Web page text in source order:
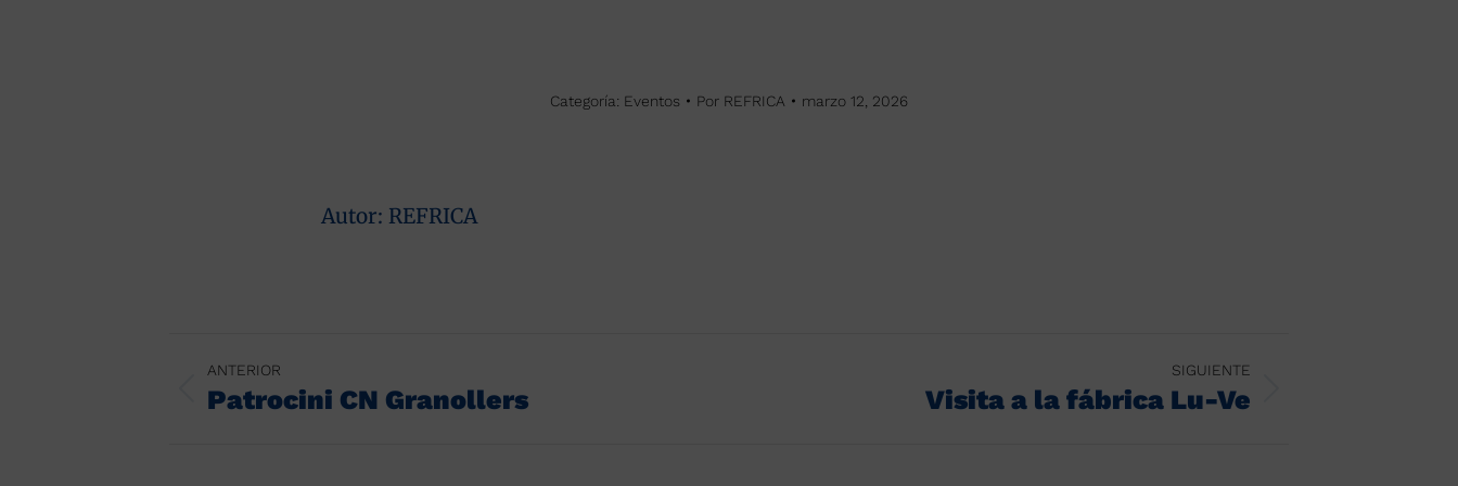
Categoría: Eventos Por REFRICA marzo 12, 2026
Autor: REFRICA
Navegación
entre
ANTERIOR
Publicación
Patrocini CN Granollers
SIGUIENTE
Visita a la fábrica Lu-Ve